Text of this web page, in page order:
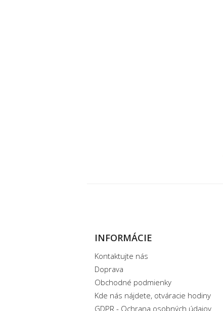
INFORMÁCIE
Kontaktujte nás
Doprava
Obchodné podmienky
Kde nás nájdete, otváracie hodiny
GDPR - Ochrana osobných údajov